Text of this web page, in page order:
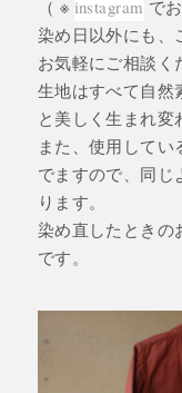
（ ※ instagram で
染め日以外にも、
お気軽にご相談く
生地はすべて自然
と美しく生まれ変
また、使用して
でますので、同じ
ります。
染め直したときの
です。